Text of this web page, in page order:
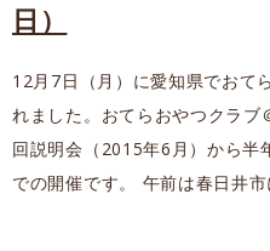
日）
12月7日（月）に愛知県でおて
れました。おてらおやつクラ
回説明会（2015年6月）から半
での開催です。 午前は春日井